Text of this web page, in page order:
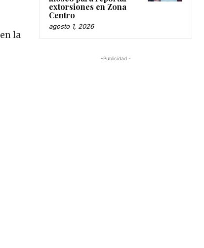
la
extorsiones en Zona
Centro
agosto 1, 2026
-Publicidad -